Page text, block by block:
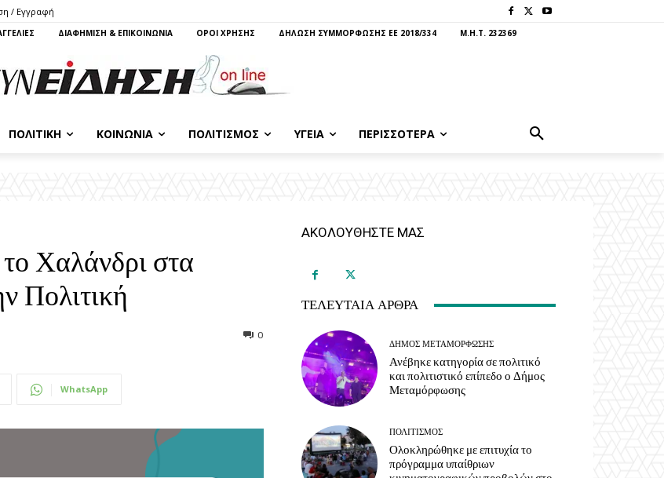
/ Εγγραφή
ΔΙΑΦΗΜΙΣΗ & ΕΠΙΚΟΙΝΩΝΙΑ ΌΡΟΙ ΧΡΗΣΗΣ ΔΗΛΩΣΗ ΣΥΜΜΟΡΦΩΣΗΣ ΕΕ 2018/334 Μ.Η.Τ. 232369
ΠΟΛΙΤΙΚΉ ΚΟΙΝΩΝΊΑ ΠΟΛΙΤΙΣΜΌΣ ΥΓΕΊΑ ΠΕΡΙΣΣΟΤΕΡΑ
Χαλάνδρι στα
Πολιτική
0
WhatsApp
ΑΚΟΛΟΥΘΗΣΤΕ ΜΑΣ
ΤΕΛΕΥΤΑΊΑ ΆΡΘΡΑ
ΔΉΜΟΣ ΜΕΤΑΜΌΡΦΩΣΗΣ
Ανέβηκε κατηγορία σε πολιτικό
και πολιτιστικό επίπεδο ο Δήμος
Μεταμόρφωσης
ΠΟΛΙΤΙΣΜΌΣ
Ολοκληρώθηκε με επιτυχία το
πρόγραμμα υπαίθριων